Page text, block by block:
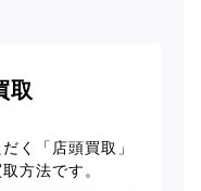
取
く「店頭買取」
方法です。